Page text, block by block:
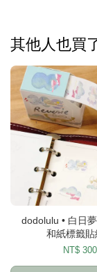
其他人也買
dodolulu • 白日
和紙標籤貼
NT$ 300